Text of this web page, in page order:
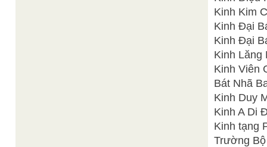
Kinh Kim
Kinh Đại
Kinh Đại
Kinh Lăng
Kinh Viên
Bát Nhã
Kinh Duy
Kinh A Di
Kinh tạng
Trường